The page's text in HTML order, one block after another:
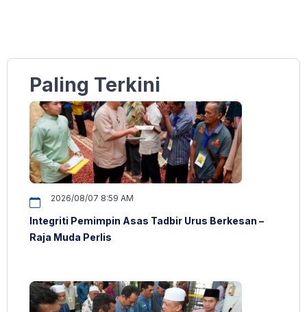
Paling Terkini
2026/08/07 8:59 AM
Integriti Pemimpin Asas Tadbir Urus Berkesan –
Raja Muda Perlis